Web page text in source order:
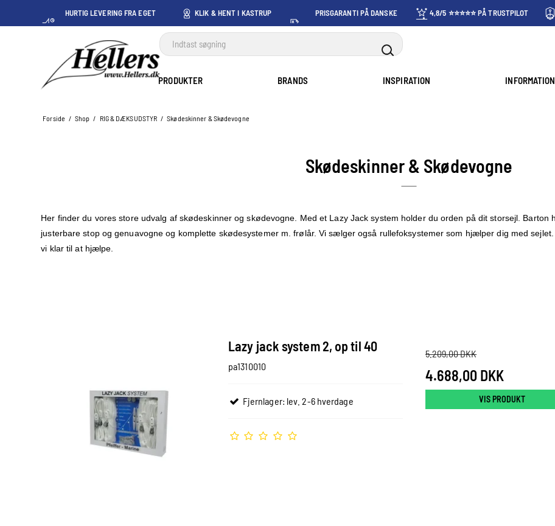
HURTIG LEVERING FRA EGET KLIK & HENT I KASTRUP PRISGARANTI PÅ DANSKE
PRISER
4,8/5 ⭐⭐⭐⭐⭐ PÅ TRUSTPILOT
PRODUKTER BRANDS INSPIRATION INFORMATION
Forside / Shop / RIG & DÆKSUDSTYR / Skødeskinner & Skødevogne
Skødeskinner & Skødevogne
Her finder du vores store udvalg af skødeskinner og skødevogne. Med et Lazy Jack system holder du orden på dit storsejl. Barton
justerbare stop og genuavogne og komplette skødesystemer m. frølår. Vi sælger også rullefoksystemer som hjælper dig med
vi klar til at hjælpe.
Lazy jack system 2, op til 40
pa1310010
Fjernlager: lev. 2-6 hverdage
5.209,00 DKK
4.688,00 DKK
VIS PRODUKT